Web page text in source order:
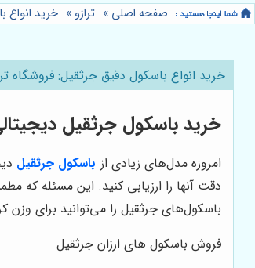
صفحه اصلی » ترازو » خرید انواع
خرید انواع باسکول دقیق جرثقیل: فروشگاه
خرید باسکول جرثقیل
امروزه مدل‌های زیادی از باسکول جرثقیل
دقت آنها را ارزیابی کنید. این مسئله
باسکول‌های جرثقیل را می‌توانید برای
فروش باسکول های ارزان جرثقیل